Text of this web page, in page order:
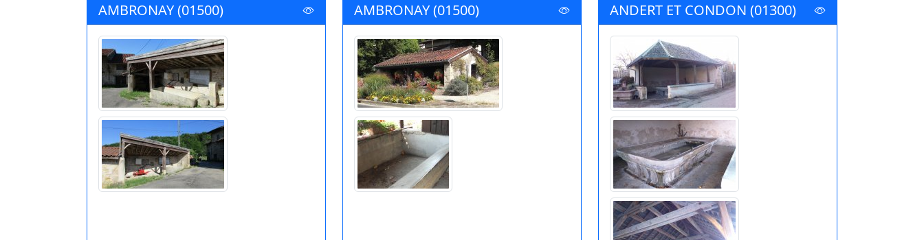
AMBRONAY (01500) AMBRONAY (01500) ANDERT ET CONDON (01300)